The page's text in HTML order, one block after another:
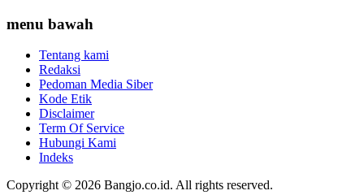
menu bawah
Tentang kami
Redaksi
Pedoman Media Siber
Kode Etik
Disclaimer
Term Of Service
Hubungi Kami
Indeks
Copyright © 2026 Bangjo.co.id. All rights reserved.